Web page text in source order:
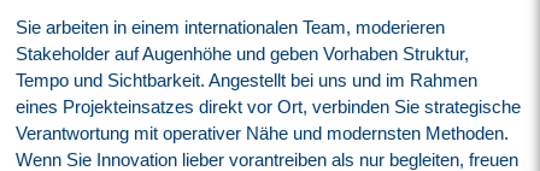
Sie arbeiten in einem internationalen Team, moderieren
Stakeholder auf Augenhöhe und geben Vorhaben Struktur,
Tempo und Sichtbarkeit. Angestellt bei uns und im Rahmen
eines Projekteinsatzes direkt vor Ort, verbinden Sie strategische
Verantwortung mit operativer Nähe und modernsten Methoden.
Wenn Sie Innovation lieber vorantreiben als nur begleiten, freuen